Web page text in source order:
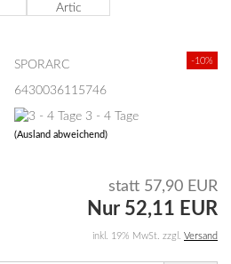
-10%
SPORARC
6430036115746
3 - 4 Tage
(Ausland abweichend)
statt 57,90 EUR
Nur 52,11 EUR
inkl. 19% MwSt. zzgl. Versand